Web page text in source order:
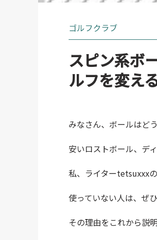
ゴルフクラブ
スピン系ボ
ルフを変え
みなさん、ボールはど
安いロストボール、デ
私、ライターtetsuxxx
使っていない人は、ぜ
その理由をこれから説